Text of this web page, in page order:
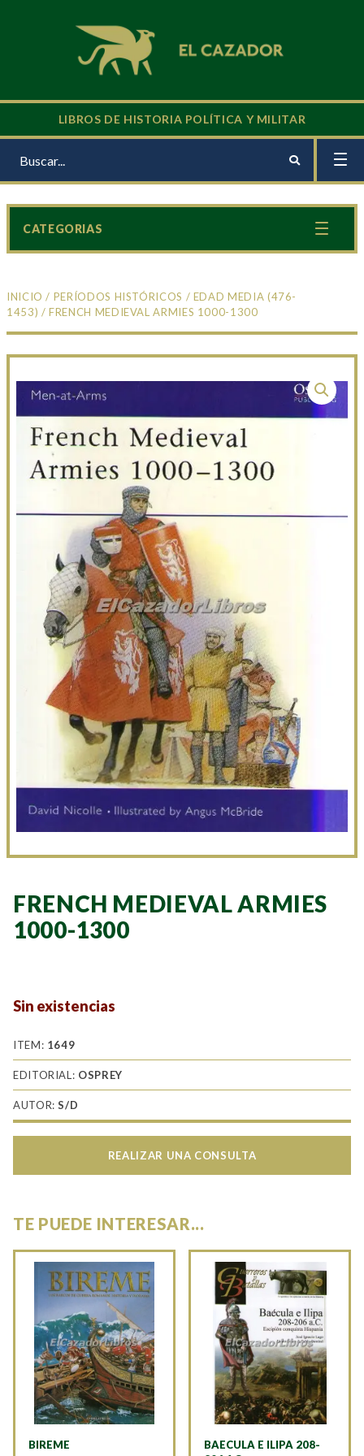
LIBROS DE HISTORIA POLÍTICA Y MILITAR
INICIO / PERÍODOS HISTÓRICOS / EDAD MEDIA (476-
1453) / FRENCH MEDIEVAL ARMIES 1000-1300
FRENCH MEDIEVAL ARMIES
1000-1300
Sin existencias
ITEM: 1649
EDITORIAL: OSPREY
AUTOR:S/D
REALIZAR UNA CONSULTA
TE PUEDE INTERESAR...
BIREME
BAECULA E ILIPA 208-
CATEGORIAS